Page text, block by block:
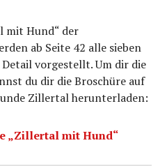
mit Hund“ der
ab Seite 42 alle sieben
vorgestellt. Um dir die
du dir die Broschüre auf
Zillertal herunterladen:
„Zillertal mit Hund“